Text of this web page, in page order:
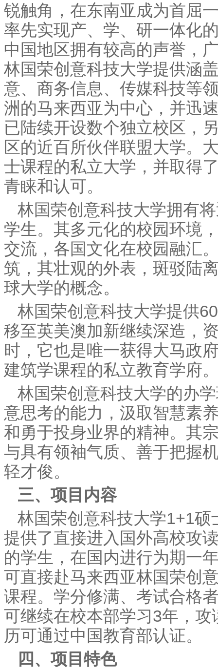
锐触角，在东南亚成为首屈
率先实现产、学、研一体化
中国地区拥有较高的声誉，
林国荣创意科技大学提供涵
意、商务信息、传媒科技等
洲的马来西亚为中心，并迅
已陆续开设数个独立校区，
区的近百所伙伴联盟大学。
士课程的私立大学，并取得
青睐和认可。
林国荣创意科技大学拥有
学生。其多元化的校园环境
交流，各国文化在校园融汇
筑，其壮观的外表，斑驳陆
球大学的概念。
林国荣创意科技大学提供
移至英美澳加新继续深造，
时，它也是唯一获得大马政
建筑学课程的私立教育学府
林国荣创意科技大学的办
意思考的能力，汲取智慧素
和勇于投身业界的精神。其
与具有领袖气质、善于把握
轻才俊。
三、项目内容
林国荣创意科技大学1+1
提供了直接进入国外高校攻
的学生，在国内进行为期一
可直接赴马来西亚林国荣创
课程。学分修满、考试合格
可继续在校本部学习3年，
历可通过中国教育部认证。
四、项目特色